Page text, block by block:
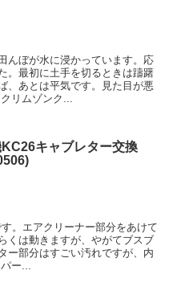
んぼが水に浸かっています。応
。最初に土手を切るときは躊躇
、あとは平気です。見た目が悪
リムゾンク...
キャブレター交換
。エアクリーナー部分をあけて
くは動きますが、やがてブスブ
ー部分はすごい汚れですが、内
ー...